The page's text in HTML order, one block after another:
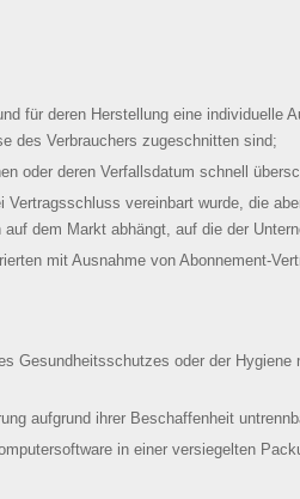
für deren Herstellung eine individuelle
des Verbrauchers zugeschnitten sind;
oder deren Verfallsdatum schnell
vereinbart wurde, die
dem Markt abhängt, auf die der
mit Ausnahme von Abonnement-
Gesundheitsschutzes oder der
aufgrund ihrer Beschaffenheit
in einer versiegelten